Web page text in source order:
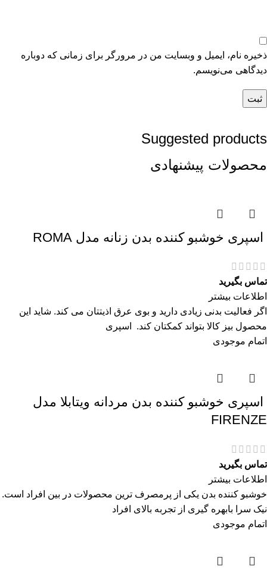
ذخیره نام، ایمیل و وبسایت من در مرورگر برای زمانی که دوباره
دیدگاهی می‌نویسم.
Suggested products
محصولات پیشنهادی
اسپری خوشبو کننده بدن زنانه مدل ROMA
تماس بگیرید
اطلاعات بیشتر
اگر فعالیت بدنی زیادی دارید و بوی عرق اذیتتان می کند. شاید این
محصول بیز کالا بتواند کمکتان کند. اسپری
اتمام موجودی
اسپری خوشبو کننده بدن مردانه ویتابلا مدل
FIRENZE
تماس بگیرید
اطلاعات بیشتر
خوشبو کننده بدن یکی از پرمصرف ترین محصولات در بین افراد است.
نیک سرا بابهره گیری از تجربه بالای افراد
اتمام موجودی